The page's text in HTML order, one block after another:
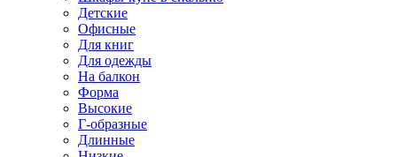
Детские
Офисные
Для книг
Для одежды
На балкон
Форма
Высокие
Г-образные
Длинные